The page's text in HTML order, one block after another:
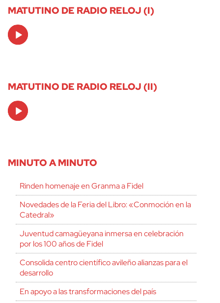
MATUTINO DE RADIO RELOJ (I)
Audio
Player
MATUTINO DE RADIO RELOJ (II)
Audio
Player
MINUTO A MINUTO
Rinden homenaje en Granma a Fidel
Novedades de la Feria del Libro: «Conmoción en la
Catedral»
Juventud camagüeyana inmersa en celebración
por los 100 años de Fidel
Consolida centro científico avileño alianzas para el
desarrollo
En apoyo a las transformaciones del país